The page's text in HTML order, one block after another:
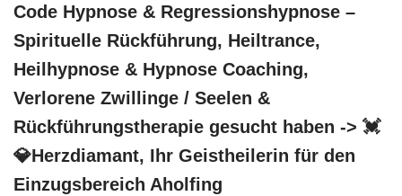
Code Hypnose & Regressionshypnose –
Spirituelle Rückführung, Heiltrance,
Heilhypnose & Hypnose Coaching,
Verlorene Zwillinge / Seelen &
Rückführungstherapie gesucht haben -> 💓️
💎Herzdiamant, Ihr Geistheilerin für den
Einzugsbereich Aholfing